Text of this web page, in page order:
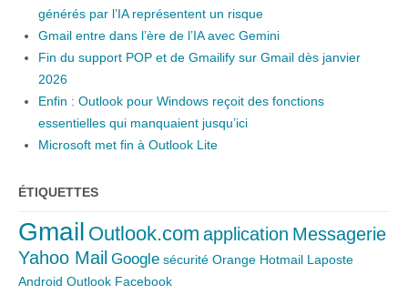
générés par l’IA représentent un risque
Gmail entre dans l’ère de l’IA avec Gemini
Fin du support POP et de Gmailify sur Gmail dès janvier
2026
Enfin : Outlook pour Windows reçoit des fonctions
essentielles qui manquaient jusqu’ici
Microsoft met fin à Outlook Lite
ÉTIQUETTES
Gmail Outlook.com application Messagerie
Yahoo Mail Google sécurité Orange Hotmail Laposte
Android Outlook Facebook